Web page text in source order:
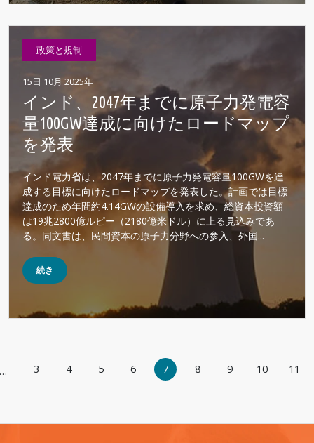
政策と規制
15日 10月 2025年
インド、2047年までに原子力発電容
量100GW達成に向けたロードマップ
を発表
インド電力省は、2047年までに原子力発電容量100GWを達
成する目標に向けたロードマップを発表した。計画では目標
達成のため年間約4.14GWの設備導入を求め、総資本投資額
は19兆2800億ルピー（2180億米ドル）に上る見込みであ
る。同文書は、民間資本の原子力分野への参入、外国...
続き
… 3 4 5 6 7 8 9 10 11